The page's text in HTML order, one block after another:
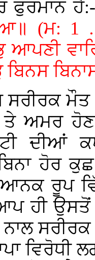
ਫੁਰਮਾਨ
(ਮ: 1
ਆਪਣੀ
ਬਿਨਸ
ਤੇ ਅਮਰ
ਦੀਆਂ
ਹੋਰ
ਰੂਪ
ਹੀ
ਵਿਰੋਧੀ